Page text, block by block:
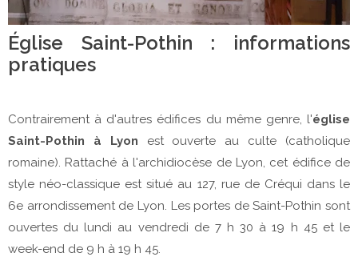
Église Saint-Pothin : informations
pratiques
Contrairement à d'autres édifices du même genre, l'église
Saint-Pothin à Lyon est ouverte au culte (catholique
romaine). Rattaché à l'archidiocèse de Lyon, cet édifice de
style néo-classique est situé au 127, rue de Créqui dans le
6e arrondissement de Lyon. Les portes de Saint-Pothin sont
ouvertes du lundi au vendredi de 7 h 30 à 19 h 45 et le
week-end de 9 h à 19 h 45.